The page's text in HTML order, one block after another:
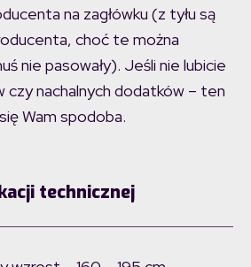
na zagłówku (z tyłu są
choć te można
nie pasowały). Jeśli nie lubicie
czy nachalnych dodatków – ten
Wam spodoba.
technicznej